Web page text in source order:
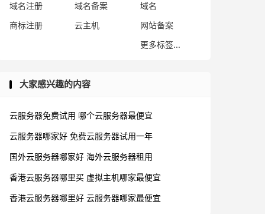
域名注册
域名备案
域名
商标注册
云主机
网站备案
更多标签...
大家感兴趣的内容
云服务器免费试用 哪个云服务器最便宜
云服务器哪家好 免费云服务器试用一年
国外云服务器哪家好 海外云服务器租用
香港云服务器哪里买 虚拟主机哪家最便宜
香港云服务器哪里好 云服务器哪家最便宜